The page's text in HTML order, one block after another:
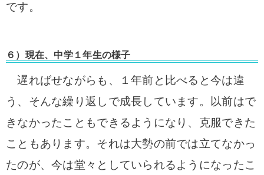
です。
６）現在、中学１年生の様子
遅ればせながらも、
１年前と比べると今は違
う、そんな繰り返しで成長しています。以前はで
きなかったこともできるようになり、 克服できた
こともあります。それは大勢の前では立てなかっ
たのが、今は堂々としていられるようになったこ